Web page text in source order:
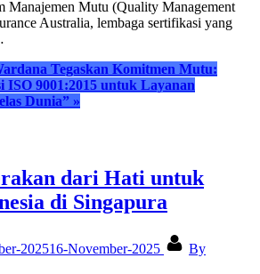
Manajemen Mutu (Quality Management
Australia, lembaga sertifikasi yang
Tegaskan Komitmen Mutu:
ISO 9001:2015 untuk Layanan
Dunia” »
dari Hati untuk
di Singapura
202516-November-2025
By